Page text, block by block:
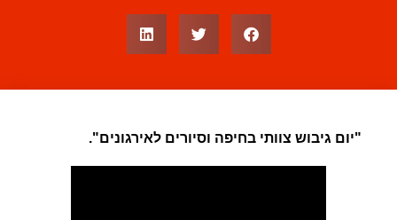
"יום גיבוש צוותי בחיפה וסיורים לאירגונים".